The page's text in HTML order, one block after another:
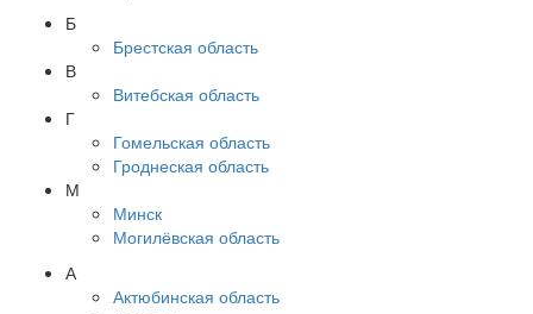
Б
Брестская область
В
Витебская область
Г
Гомельская область
Гроднеская область
М
Минск
Могилёвская область
А
Актюбинская область